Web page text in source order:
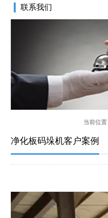
联系我们
当前位置
净化板码垛机客户案例